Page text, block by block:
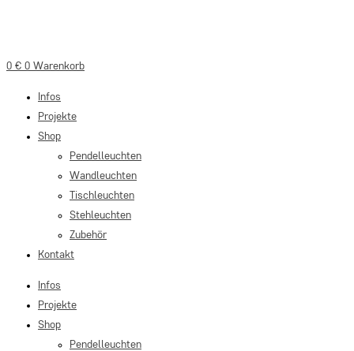
0 € 0 Warenkorb
Infos
Projekte
Shop
Pendelleuchten
Wandleuchten
Tischleuchten
Stehleuchten
Zubehör
Kontakt
Infos
Projekte
Shop
Pendelleuchten